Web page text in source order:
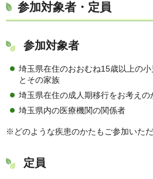
参加対象者・定員
参加対象者
埼玉県在住のおおむね15歳以上の
とその家族
埼玉県在住の成人期移行をお考えの
埼玉県内の医療機関の関係者
※どのような疾患のかたもご参加いただ
定員